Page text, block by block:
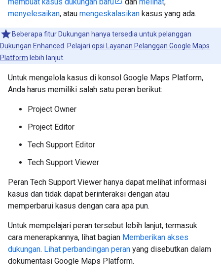
menyelesaikan, atau mengeskalasikan kasus yang ada.
Beberapa fitur Dukungan hanya tersedia untuk pelanggan
Dukungan Enhanced
. Pelajari opsi Layanan Pelanggan Google Maps
Platform lebih lanjut.
Untuk mengelola kasus di konsol Google Maps Platform,
Anda harus memiliki salah satu peran berikut:
Project Owner
Project Editor
Tech Support Editor
Tech Support Viewer
Peran Tech Support Viewer hanya dapat melihat informasi
kasus dan tidak dapat berinteraksi dengan atau
memperbarui kasus dengan cara apa pun.
Untuk mempelajari peran tersebut lebih lanjut, termasuk
cara menerapkannya, lihat bagian Memberikan akses
dukungan. Lihat perbandingan peran yang disebutkan dalam
dokumentasi Google Maps Platform.